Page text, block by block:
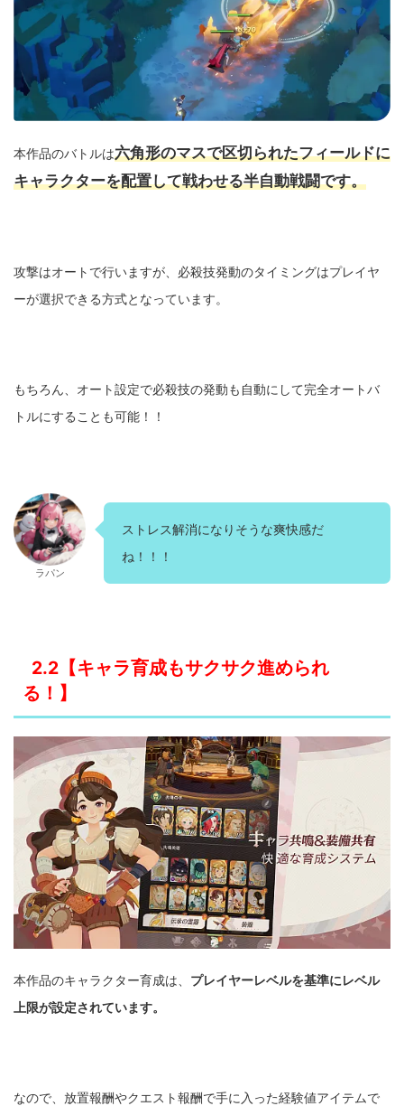
本作品のバトルは六角形のマスで区切られたフィールドに
キャラクターを配置して戦わせる半自動戦闘です。
攻撃はオートで行いますが、必殺技発動のタイミングはプレイヤ
ーが選択できる方式となっています。
もちろん、オート設定で必殺技の発動も自動にして完全オートバ
トルにすることも可能！！
ラパン
ストレス解消になりそうな爽快感だ
ね！！！
2.2【キャラ育成もサクサク進められ
る！】
本作品のキャラクター育成は、 プレイヤーレベルを基準にレベル
上限が設定されています。
なので、放置報酬やクエスト報酬で手に入った経験値アイテムで